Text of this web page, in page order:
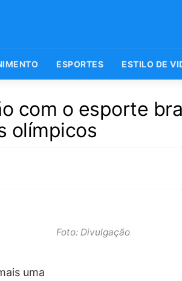
ESPORTES ESTILO DE
com o esporte
olímpicos
Foto: Divulgação
uma